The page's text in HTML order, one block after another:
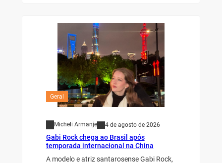
Geral
Micheli Armanje 4 de agosto de 2026
Gabi Rock chega ao Brasil após
temporada internacional na China
A modelo e atriz santarosense Gabi Rock,